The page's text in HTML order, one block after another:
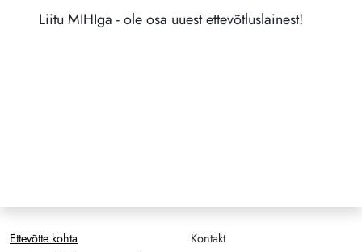
Liitu MIHIga - ole osa uuest ettevõtluslainest!
Ettevõtte kohta
Kontakt